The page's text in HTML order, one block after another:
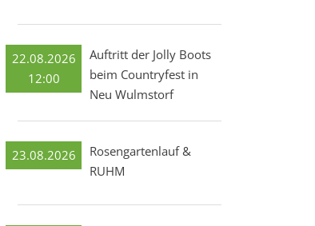
22.08.2026
12:00
Auftritt der Jolly Boots
beim Countryfest in
Neu Wulmstorf
23.08.2026
Rosengartenlauf &
RUHM